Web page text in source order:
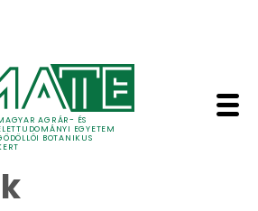
AGRÁR- ÉS
EGYETEM
BOTANIKUS
- Galéria -
Galéria